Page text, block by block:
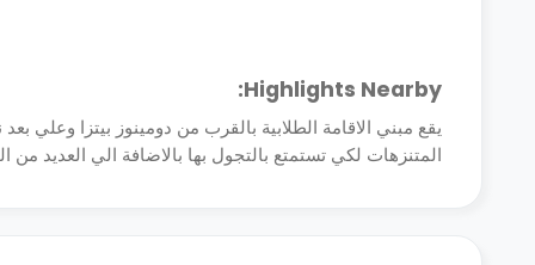
Highlights Nearby:
يقع مبني الاقامة الطلابية بالقرب من دومينوز بيتزا
المتنزهات لكي تستمتع بالتجول بها بالاضافة الي العديد من المراكز